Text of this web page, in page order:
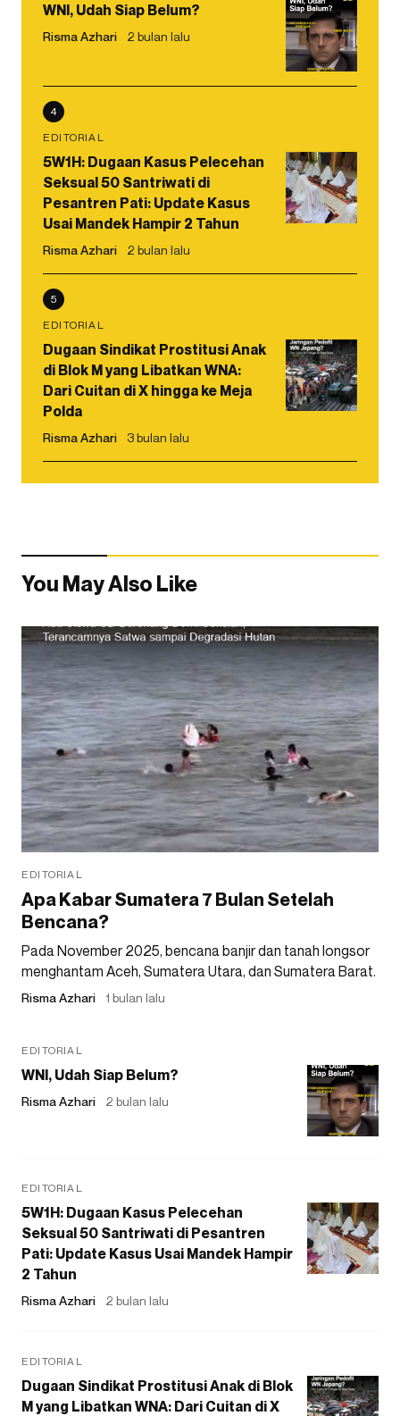
WNI, Udah Siap Belum?
Risma Azhari 2 bulan lalu
4
EDITORIAL
5W1H: Dugaan Kasus Pelecehan
Seksual 50 Santriwati di
Pesantren Pati: Update Kasus
Usai Mandek Hampir 2 Tahun
Risma Azhari 2 bulan lalu
5
EDITORIAL
Dugaan Sindikat Prostitusi Anak
di Blok M yang Libatkan WNA:
Dari Cuitan di X hingga ke Meja
Polda
Risma Azhari 3 bulan lalu
You May Also Like
EDITORIAL
Apa Kabar Sumatera 7 Bulan Setelah
Bencana?
Pada November 2025, bencana banjir dan tanah longsor
menghantam Aceh, Sumatera Utara, dan Sumatera Barat.
Risma Azhari 1 bulan lalu
EDITORIAL
WNI, Udah Siap Belum?
Risma Azhari 2 bulan lalu
EDITORIAL
5W1H: Dugaan Kasus Pelecehan
Seksual 50 Santriwati di Pesantren
Pati: Update Kasus Usai Mandek Hampir
2 Tahun
Risma Azhari 2 bulan lalu
EDITORIAL
Dugaan Sindikat Prostitusi Anak di Blok
M yang Libatkan WNA: Dari Cuitan di X